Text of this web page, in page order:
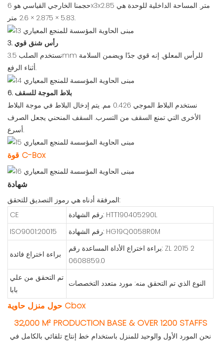
حجمنا الخارجي القياسي هو 6x3x2.85 متر. المساحة الداخلية للوحدة هي
5.83 × 2.875 × 2.6 متر.
3. رأس شنق قوي
نستخدم الصلب 3.5mm للرأس المعلق. إنه قوي جدًا ويضمن السلامة
أثناء الرفع.
6. بلاط الموجة للسقف
نستخدم البلاط الموجي 0.426 مم. يتم إدخال البلاط في موجة البلاط
الأخرى التي تمنع السقف من التسرب. السقف المنحني يجعل الصرف
أسرع.
قوة C-Box
شهادة
المرفقة أدناه هي رموز التصديق للتحقق:
CE
رقم الشهادة: HTT190405290L
ISO9001:20015
رقم الشهادة: HG19Q0058R0M
براءة اختراع فائدة
براءة اختراع الأداة المساعدة رقم: ZL 2015 2
0608859.0
تم التحقق من علي
بابا
النوع الذي تم التحقق منه: مورد متعدد التخصصات
حول منزل حاوية Cbox
32,000 M² PRODUCTION BASE & OVER 1200 STAFFS
نحن المورد الأول والوحيد للمنزل باستخدام خط إنتاج تلقائي بالكامل في